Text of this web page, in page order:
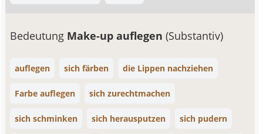
Bedeutung Make-up auflegen(Substantiv)
auflegen sich färben die Lippen nachziehen
Farbe auflegen sich zurechtmachen
sich schminken sich herausputzen sich pudern